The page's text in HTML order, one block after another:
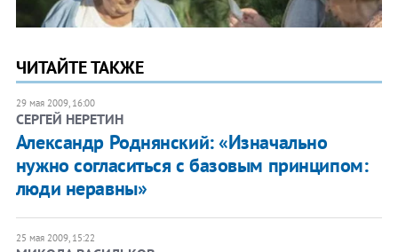
ЧИТАЙТЕ ТАКЖЕ
29 мая 2009, 16:00
СЕРГЕЙ НЕРЕТИН
Александр Роднянский: «Изначально
нужно согласиться с базовым принципом:
люди неравны»
25 мая 2009, 15:22